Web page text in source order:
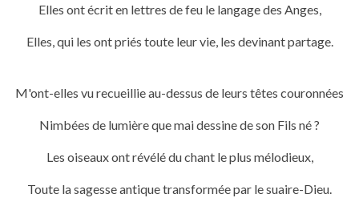
Elles ont écrit en lettres de feu le langage des Anges,
Elles, qui les ont priés toute leur vie, les devinant partage.
M'ont-elles vu recueillie au-dessus de leurs têtes couronnées
Nimbées de lumière quemai dessine de son Fils né ?
Les oiseaux ont révélé du chant le plus mélodieux,
Toute la sagesse antique transformée par le suaire-Dieu.